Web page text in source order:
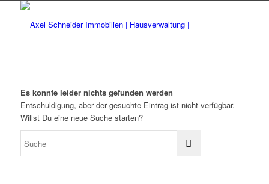
Es konnte leider nichts gefunden werden
Entschuldigung, aber der gesuchte Eintrag ist nicht verfügbar.
Willst Du eine neue Suche starten?